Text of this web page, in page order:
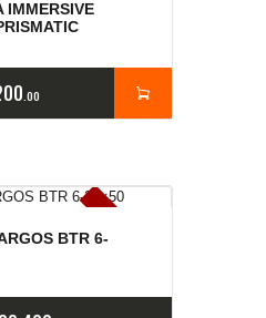
IMMERSIVE
00
E
x
is
t
en
c
ia
s
ag
o
t
a
d
a
s
BTR 6-